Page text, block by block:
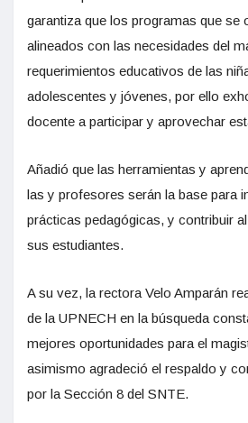
garantiza que los programas que se
alineados con las necesidades del
requerimientos educativos de las
adolescentes y jóvenes, por ello
docente a participar y aprovechar
Añadió que las herramientas y
las y profesores serán la base para
prácticas pedagógicas, y contribuir
sus estudiantes.
A su vez, la rectora Velo Amparán
de la UPNECH en la búsqueda
mejores oportunidades para el
asimismo agradeció el respaldo y
por la Sección 8 del SNTE.